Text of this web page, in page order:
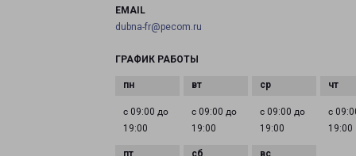
EMAIL
dubna-fr@pecom.ru
ГРАФИК РАБОТЫ
с 09:00 до
19:00
с 09:00 до
19:00
с 09:00 до
19:00
с
19:00